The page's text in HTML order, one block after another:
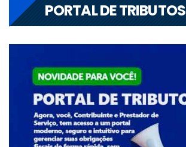
PORTAL DE TRIBUTOS